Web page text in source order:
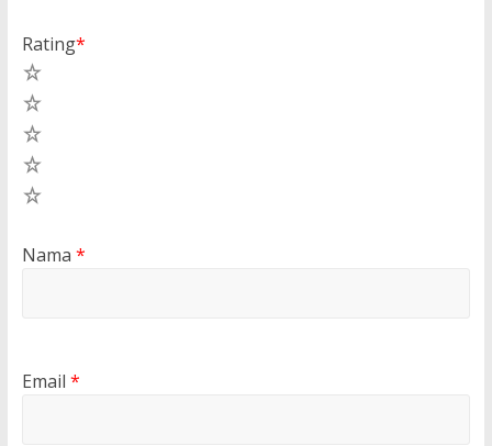
Rating*
Nama *
Email *